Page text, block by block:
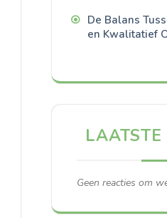
De Balans
en Kwalitatief
LAATSTE
Geen reacties om